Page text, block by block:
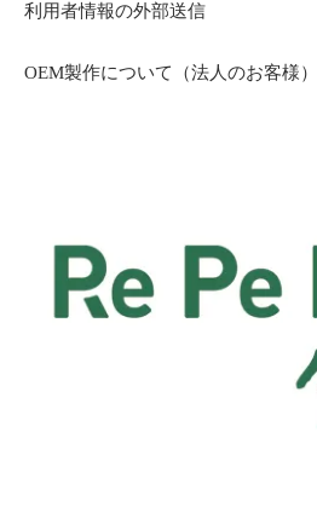
利用者情報の外部送信
OEM製作について（法人のお客様）